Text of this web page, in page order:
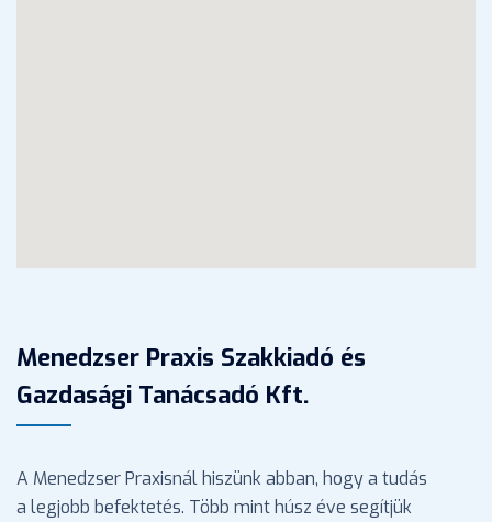
Menedzser Praxis Szakkiadó és
Gazdasági Tanácsadó Kft.
A Menedzser Praxisnál hiszünk abban, hogy a tudás
a legjobb befektetés. Több mint húsz éve segítjük